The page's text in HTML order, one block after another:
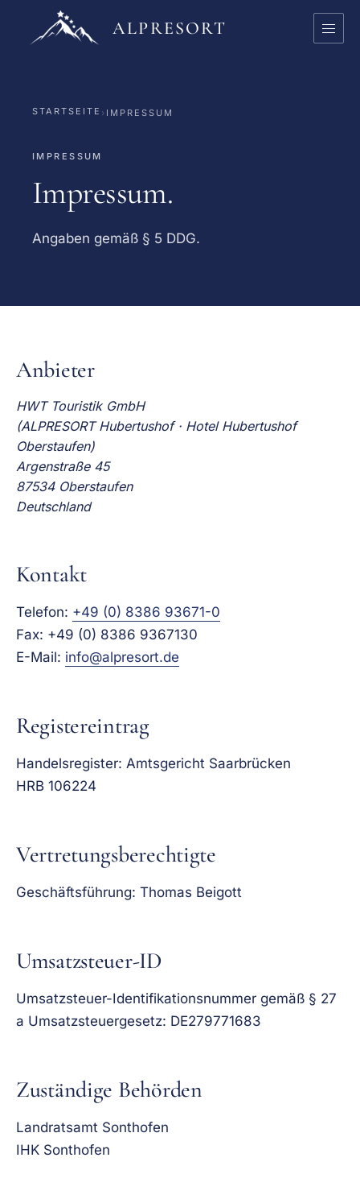
ALPRESORT
STARTSEITE › IMPRESSUM
IMPRESSUM
Impressum.
Angaben gemäß § 5 DDG.
Anbieter
HWT Touristik GmbH
(ALPRESORT Hubertushof · Hotel Hubertushof
Oberstaufen)
Argenstraße 45
87534 Oberstaufen
Deutschland
Kontakt
Telefon: +49 (0) 8386 93671-0
Fax: +49 (0) 8386 9367130
E-Mail: info@alpresort.de
Registereintrag
Handelsregister: Amtsgericht Saarbrücken
HRB 106224
Vertretungsberechtigte
Geschäftsführung: Thomas Beigott
Umsatzsteuer-ID
Umsatzsteuer-Identifikationsnummer gemäß § 27
a Umsatzsteuergesetz: DE279771683
Zuständige Behörden
Landratsamt Sonthofen
IHK Sonthofen